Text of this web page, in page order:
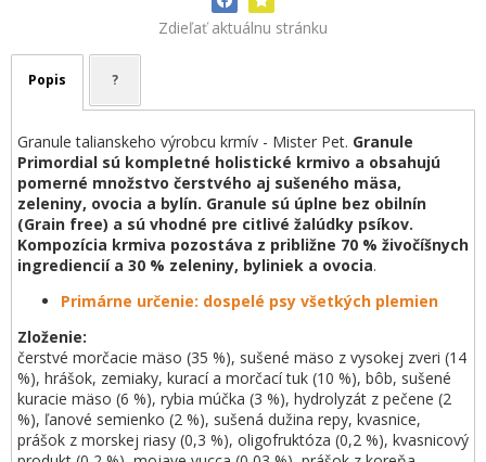
Zdieľať aktuálnu stránku
Popis ?
Granule talianskeho výrobcu krmív - Mister Pet. Granule
Primordial sú kompletné holistické krmivo a obsahujú
pomerné množstvo čerstvého aj sušeného mäsa,
zeleniny, ovocia a bylín. Granule sú úplne bez obilnín
(Grain free) a sú vhodné pre citlivé žalúdky psíkov.
Kompozícia krmiva pozostáva z približne 70 % živočíšnych
ingrediencií a 30 % zeleniny, byliniek a ovocia.
Primárne určenie: dospelé psy všetkých plemien
Zloženie:
čerstvé morčacie mäso (35 %), sušené mäso z vysokej zveri (14
%), hrášok, zemiaky, kurací a morčací tuk (10 %), bôb, sušené
kuracie mäso (6 %), rybia múčka (3 %), hydrolyzát z pečene (2
%), ľanové semienko (2 %), sušená dužina repy, kvasnice,
prášok z morskej riasy (0,3 %), oligofruktóza (0,2 %), kvasnicový